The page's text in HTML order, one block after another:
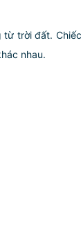
trời đất.
nhau.